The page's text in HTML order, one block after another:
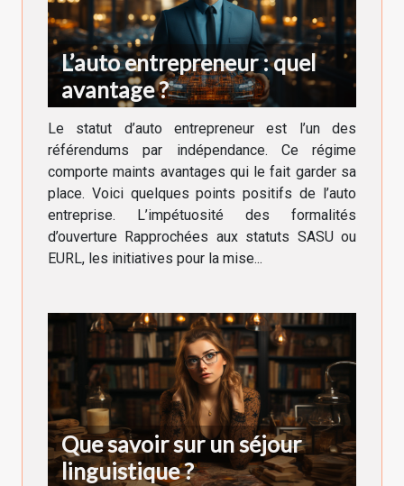
L’auto entrepreneur : quel
avantage ?
Le statut d’auto entrepreneur est l’un des
référendums par indépendance. Ce régime
comporte maints avantages qui le fait garder sa
place. Voici quelques points positifs de l’auto
entreprise. L’impétuosité des formalités
d’ouverture Rapprochées aux statuts SASU ou
EURL, les initiatives pour la mise...
Que savoir sur un séjour
linguistique ?